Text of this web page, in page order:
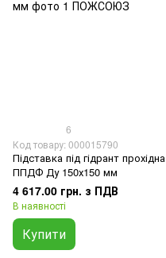
6
Код товару: 000015790
Підставка під гідрант прохідна
ППДФ Ду 150х150 мм
4 617.00 грн. з ПДВ
В наявності
Купити